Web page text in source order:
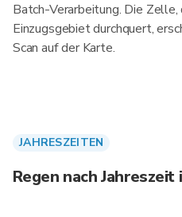
Batch-Verarbeitung. Die
Einzugsgebiet durchquert,
Scan auf der Karte.
JAHRESZEITEN
Regen nach